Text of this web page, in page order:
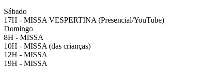
Sábado
17H - MISSA VESPERTINA (Presencial/YouTube)
Domingo
8H - MISSA
10H - MISSA (das crianças)
12H - MISSA
19H - MISSA